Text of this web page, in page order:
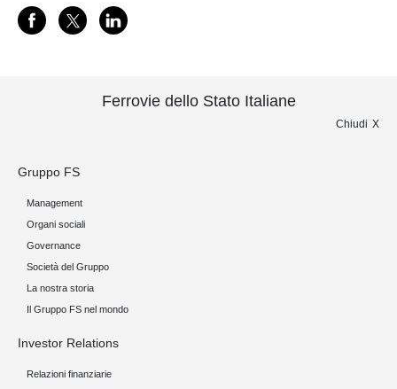
Ferrovie dello Stato Italiane
Chiudi
Gruppo FS
Management
Organi sociali
Governance
Società del Gruppo
La nostra storia
Il Gruppo FS nel mondo
Investor Relations
Relazioni finanziarie